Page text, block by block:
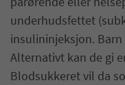
pårørende eller
underhudsfettet
insulininjeksjon.
Alternativt kan de gi
Blodsukkeret vil da